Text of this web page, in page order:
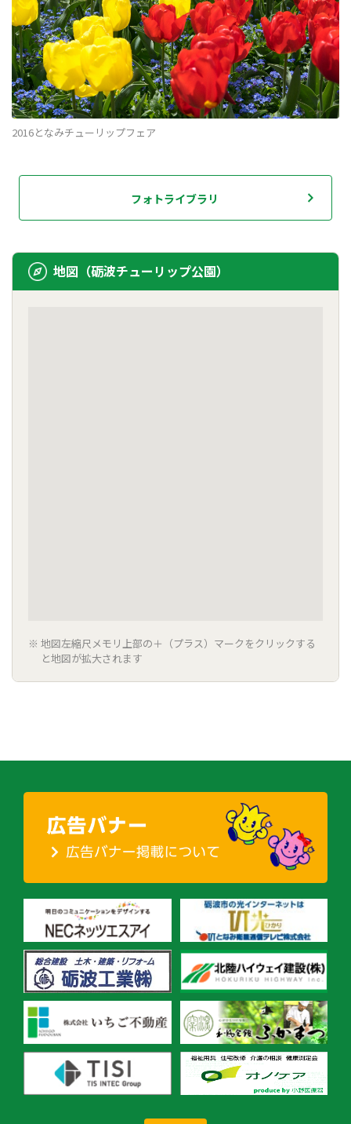
2016となみチューリップフェア
フォトライブラリ
地図（砺波チューリップ公園）
地図左縮尺メモリ上部の＋（プラス）マークをクリックする
と地図が拡大されます